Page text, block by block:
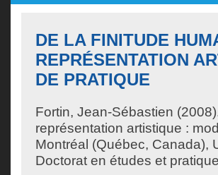
DE LA FINITUDE
REPRÉSENTATION
DE PRATIQUE
Fortin, Jean-Sébastien
représentation artistique :
Montréal (Québec, Canada),
Doctorat en études et